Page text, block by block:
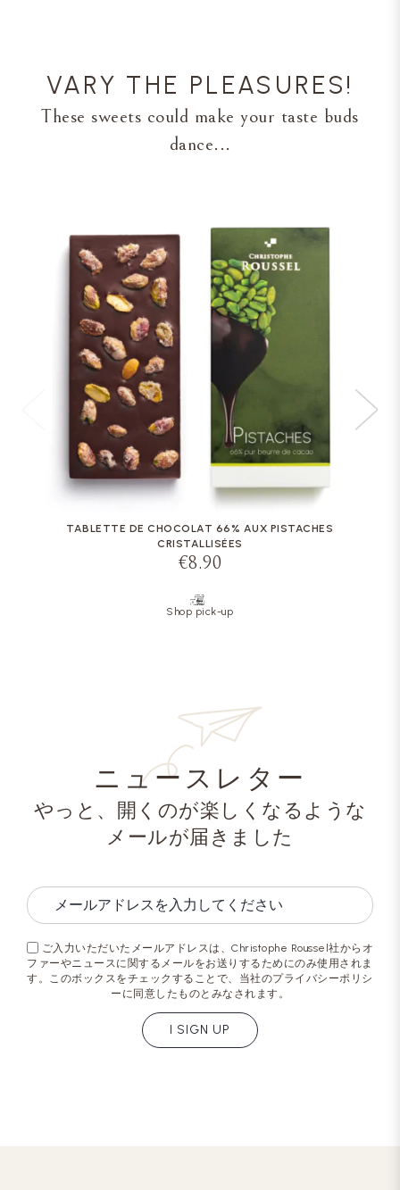
VARY THE PLEASURES!
These sweets could make your taste buds
dance...
TABLETTE DE CHOCOLAT 66% AUX PISTACHES
CRISTALLISÉES
€8.90
Shop pick-up
ニュースレター
やっと、開くのが楽しくなるような
メールが届きました
ご入力いただいたメールアドレスは、Christophe Roussel社からオ
ファーやニュースに関するメールをお送りするためにのみ使用されま
す。このボックスをチェックすることで、当社のプライバシーポリシ
ーに同意したものとみなされます。
I SIGN UP